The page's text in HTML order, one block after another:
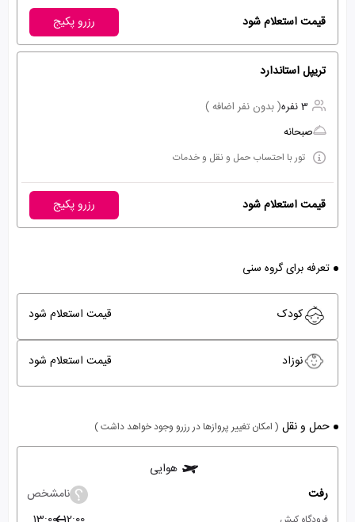
قیمت استعلام شود رزرو پکیج
تریپل استاندارد
3 نفره
( بدون نفر اضافه )
صبحانه
تور با احتساب حمل و نقل و خدمات
قیمت استعلام شود رزرو پکیج
تعرفه برای گروه سنی
کودک قیمت استعلام شود
نوزاد قیمت استعلام شود
حمل و نقل ( امکان تغییر پروازها در رزرو وجود خواهد داشت )
هوایی
رفت
نامشخص